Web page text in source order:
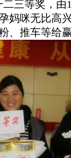
三等奖，由
妈咪无比高
、推车等给